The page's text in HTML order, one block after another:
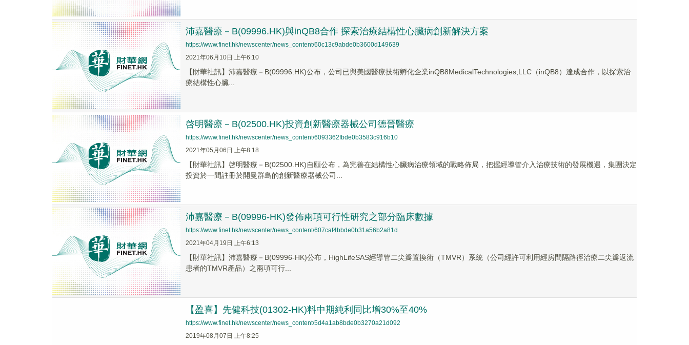
沛嘉醫療－B(09996.HK)與inQB8合作 探索治療結構性心臟病創新解決方案
https://www.finet.hk/newscenter/news_content/60c13c9abde0b3600d149639
2021年06月10日 上午6:10
【財華社訊】沛嘉醫療－B(09996.HK)公布，公司已與美國醫療技術孵化企業inQB8MedicalTechnologies,LLC（inQB8）達成合作，以探索治
療結構性心臟...
啓明醫療－B(02500.HK)投資創新醫療器械公司德晉醫療
https://www.finet.hk/newscenter/news_content/6093362fbde0b3583c916b10
2021年05月06日 上午8:18
【財華社訊】啓明醫療－B(02500.HK)自願公布，為完善在結構性心臟病治療領域的戰略佈局，把握經導管介入治療技術的發展機遇，集團決定
投資於一間註冊於開曼群島的創新醫療器械公司...
沛嘉醫療－B(09996-HK)發佈兩項可行性研究之部分臨床數據
https://www.finet.hk/newscenter/news_content/607caf4bbde0b31a56b2a81d
2021年04月19日 上午6:13
【財華社訊】沛嘉醫療－B(09996-HK)公布，HighLifeSAS經導管二尖瓣置換術（TMVR）系統（公司經許可利用經房間隔路徑治療二尖瓣返流
患者的TMVR產品）之兩項可行...
【盈喜】先健科技(01302-HK)料中期純利同比增30%至40%
https://www.finet.hk/newscenter/news_content/5d4a1ab8bde0b3270a21d092
2019年08月07日 上午8:25